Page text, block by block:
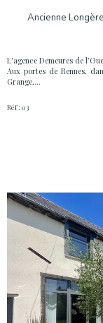
Ancienne
L'agence Demeures de
Aux portes de Rennes,
Grange,...
Réf : 03